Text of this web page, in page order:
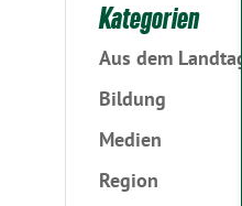
Kategorien
Aus dem Landtag
Bildung
Medien
Region